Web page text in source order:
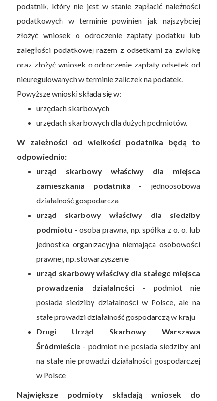
podatnik, który nie jest w stanie zapłacić należności
podatkowych w terminie powinien jak najszybciej
złożyć wniosek o odroczenie zapłaty podatku lub
zaległości podatkowej razem z odsetkami za zwłokę
oraz złożyć wniosek o odroczenie zapłaty odsetek od
nieuregulowanych w terminie zaliczek na podatek.
Powyższe wnioski składa się w:
urzędach skarbowych
urzędach skarbowych dla dużych podmiotów.
W zależności od wielkości podatnika będą to
odpowiednio:
urząd skarbowy właściwy dla miejsca
zamieszkania podatnika - jednoosobowa
działalność gospodarcza
urząd skarbowy właściwy dla siedziby
podmiotu - osoba prawna, np. spółka z o. o. lub
jednostka organizacyjna niemająca osobowości
prawnej, np. stowarzyszenie
urząd skarbowy właściwy dla stałego miejsca
prowadzenia działalności - podmiot nie
posiada siedziby działalności w Polsce, ale na
stałe prowadzi działalność gospodarczą w kraju
Drugi Urząd Skarbowy Warszawa
Śródmieście - podmiot nie posiada siedziby ani
na stałe nie prowadzi działalności gospodarczej
w Polsce
Największe podmioty składają wniosek do